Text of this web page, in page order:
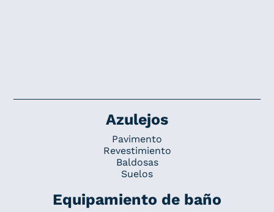
Azulejos
Pavimento
Revestimiento
Baldosas
Suelos
Equipamiento de baño